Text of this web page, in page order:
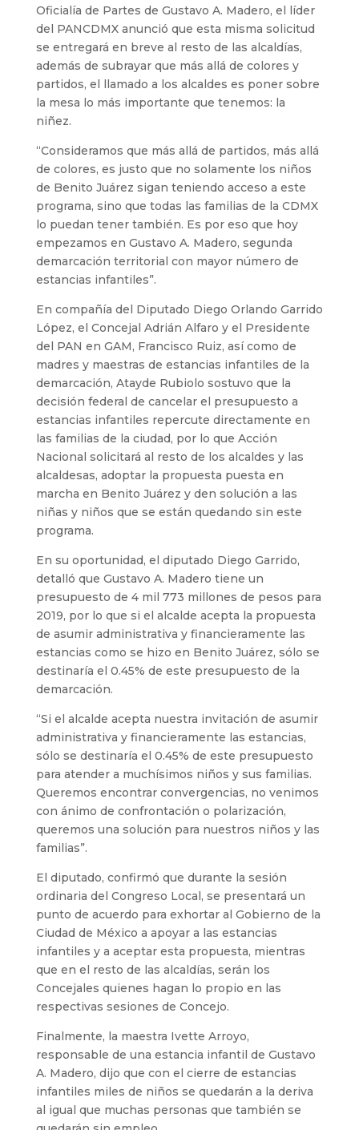
Oficialía de Partes de Gustavo A. Madero, el líder
del PANCDMX anunció que esta misma solicitud
se entregará en breve al resto de las alcaldías,
además de subrayar que más allá de colores y
partidos, el llamado a los alcaldes es poner sobre
la mesa lo más importante que tenemos: la
niñez.
“Consideramos que más allá de partidos, más allá
de colores, es justo que no solamente los niños
de Benito Juárez sigan teniendo acceso a este
programa, sino que todas las familias de la CDMX
lo puedan tener también. Es por eso que hoy
empezamos en Gustavo A. Madero, segunda
demarcación territorial con mayor número de
estancias infantiles”.
En compañía del Diputado Diego Orlando Garrido
López, el Concejal Adrián Alfaro y el Presidente
del PAN en GAM, Francisco Ruiz, así como de
madres y maestras de estancias infantiles de la
demarcación, Atayde Rubiolo sostuvo que la
decisión federal de cancelar el presupuesto a
estancias infantiles repercute directamente en
las familias de la ciudad, por lo que Acción
Nacional solicitará al resto de los alcaldes y las
alcaldesas, adoptar la propuesta puesta en
marcha en Benito Juárez y den solución a las
niñas y niños que se están quedando sin este
programa.
En su oportunidad, el diputado Diego Garrido,
detalló que Gustavo A. Madero tiene un
presupuesto de 4 mil 773 millones de pesos para
2019, por lo que si el alcalde acepta la propuesta
de asumir administrativa y financieramente las
estancias como se hizo en Benito Juárez, sólo se
destinaría el 0.45% de este presupuesto de la
demarcación.
“Si el alcalde acepta nuestra invitación de asumir
administrativa y financieramente las estancias,
sólo se destinaría el 0.45% de este presupuesto
para atender a muchísimos niños y sus familias.
Queremos encontrar convergencias, no venimos
con ánimo de confrontación o polarización,
queremos una solución para nuestros niños y las
familias”.
El diputado, confirmó que durante la sesión
ordinaria del Congreso Local, se presentará un
punto de acuerdo para exhortar al Gobierno de la
Ciudad de México a apoyar a las estancias
infantiles y a aceptar esta propuesta, mientras
que en el resto de las alcaldías, serán los
Concejales quienes hagan lo propio en las
respectivas sesiones de Concejo.
Finalmente, la maestra Ivette Arroyo,
responsable de una estancia infantil de Gustavo
A. Madero, dijo que con el cierre de estancias
infantiles miles de niños se quedarán a la deriva
al igual que muchas personas que también se